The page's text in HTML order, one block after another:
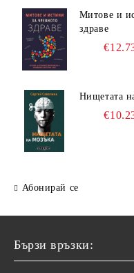
Митове и
здраве
Нищетата
Абонирай се
Бързи връзки: